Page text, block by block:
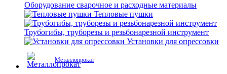
Оборудование сварочное и расходные материалы
Тепловые пушки
Трубогибы, труборезы и резьбонарезной инструмент
Установки для опрессовки
Металлопрокат